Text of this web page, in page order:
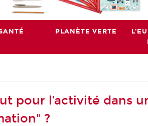
PLANÈTE VERTE
pour l’activité dans
?